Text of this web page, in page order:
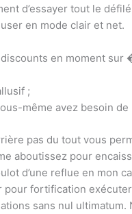
d’essayer tout le
en mode clair et net.
en moment sur
;
même avez besoin de
pas du tout vous
aboutissez pour
d’une reflue en mon
fortification
sans nul ultimatum.